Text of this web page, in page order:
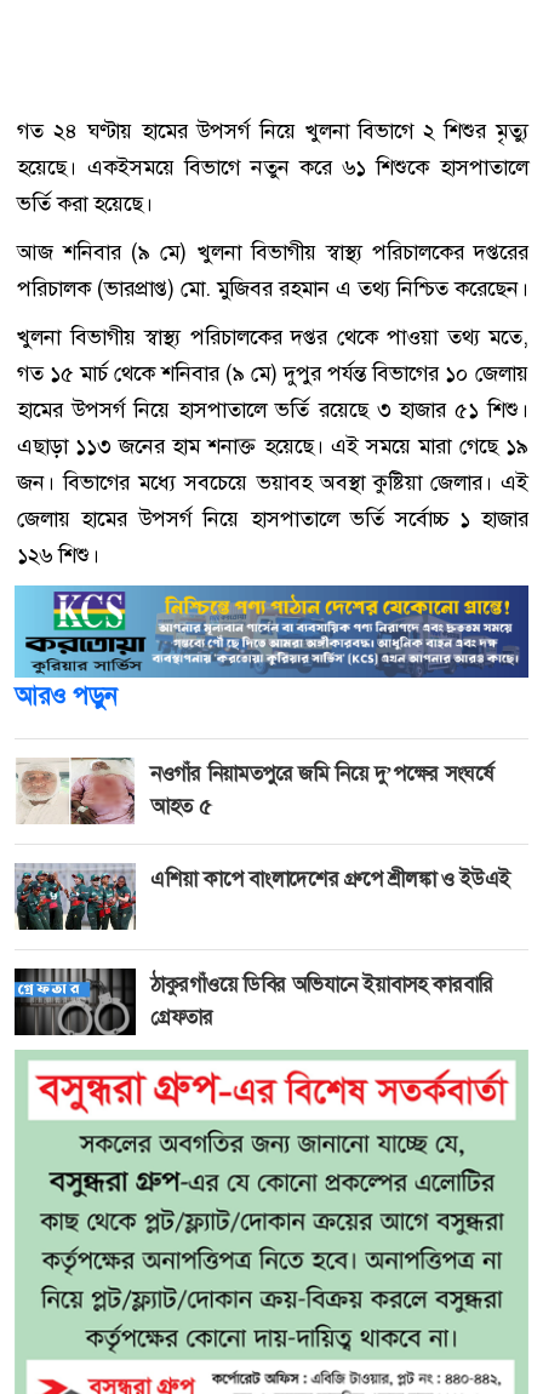
গত ২৪ ঘণ্টায় হামের উপসর্গ নিয়ে খুলনা বিভাগে ২ শিশুর মৃত্যু
হয়েছে। একইসময়ে বিভাগে নতুন করে ৬১ শিশুকে হাসপাতালে
ভর্তি করা হয়েছে।
আজ শনিবার (৯ মে) খুলনা বিভাগীয় স্বাস্থ্য পরিচালকের দপ্তরের
পরিচালক (ভারপ্রাপ্ত) মো. মুজিবর রহমান এ তথ্য নিশ্চিত করেছেন।
খুলনা বিভাগীয় স্বাস্থ্য পরিচালকের দপ্তর থেকে পাওয়া তথ্য মতে,
গত ১৫ মার্চ থেকে শনিবার (৯ মে) দুপুর পর্যন্ত বিভাগের ১০ জেলায়
হামের উপসর্গ নিয়ে হাসপাতালে ভর্তি রয়েছে ৩ হাজার ৫১ শিশু।
এছাড়া ১১৩ জনের হাম শনাক্ত হয়েছে। এই সময়ে মারা গেছে ১৯
জন। বিভাগের মধ্যে সবচেয়ে ভয়াবহ অবস্থা কুষ্টিয়া জেলার। এই
জেলায় হামের উপসর্গ নিয়ে হাসপাতালে ভর্তি সর্বোচ্চ ১ হাজার
১২৬ শিশু।
আরও পড়ুন
নওগাঁর নিয়ামতপুরে জমি নিয়ে দু’পক্ষের সংঘর্ষে
আহত ৫
এশিয়া কাপে বাংলাদেশের গ্রুপে শ্রীলঙ্কা ও ইউএই
ঠাকুরগাঁওয়ে ডিবির অভিযানে ইয়াবাসহ কারবারি
গ্রেফতার